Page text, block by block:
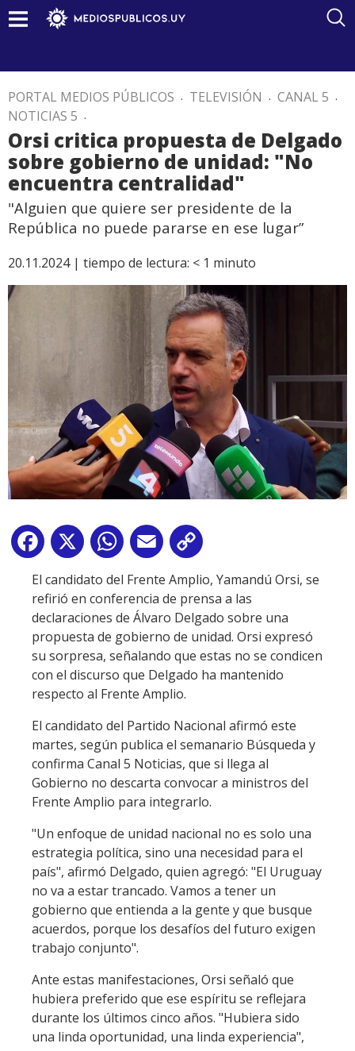
PORTAL MEDIOS PÚBLICOS . TELEVISIÓN . CANAL 5 .
NOTICIAS 5 .
Orsi critica propuesta de Delgado
sobre gobierno de unidad: "No
encuentra centralidad"
"Alguien que quiere ser presidente de la
República no puede pararse en ese lugar”
20.11.2024 | tiempo de lectura: < 1 minuto
Facebook
X WhatsApp
Email
Link
El candidato del Frente Amplio, Yamandú Orsi, se
refirió en conferencia de prensa a las
declaraciones de Álvaro Delgado sobre una
propuesta de gobierno de unidad. Orsi expresó
su sorpresa, señalando que estas no se condicen
con el discurso que Delgado ha mantenido
respecto al Frente Amplio.
El candidato del Partido Nacional afirmó este
martes, según publica el semanario Búsqueda y
confirma Canal 5 Noticias, que si llega al
Gobierno no descarta convocar a ministros del
Frente Amplio para integrarlo.
"Un enfoque de unidad nacional no es solo una
estrategia política, sino una necesidad para el
país", afirmó Delgado, quien agregó: "El Uruguay
no va a estar trancado. Vamos a tener un
gobierno que entienda a la gente y que busque
acuerdos, porque los desafíos del futuro exigen
trabajo conjunto".
Ante estas manifestaciones, Orsi señaló que
hubiera preferido que ese espíritu se reflejara
durante los últimos cinco años. "Hubiera sido
una linda oportunidad, una linda experiencia",